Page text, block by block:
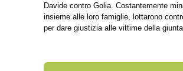
Davide contro Golia. Costantemente
insieme alle loro famiglie, lottarono
per dare giustizia alle vittime della